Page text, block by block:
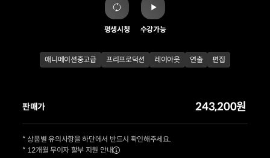
평생시청 수강가능
애니메이션중고급 프리프로덕션 레이아웃 연출 편집
판매가 243,200원
* 상품별 유의사항을 하단에서 반드시 확인해주세요.
* 12개월 무이자 할부 지원 안내